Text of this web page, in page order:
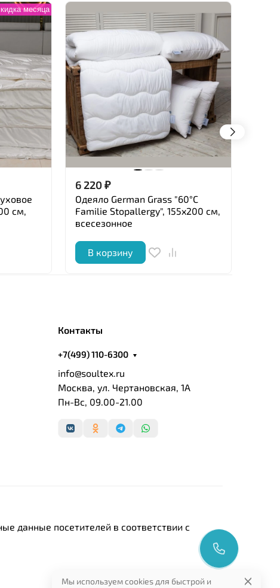
месяца
см,
6 220₽
Одеяло German Grass "60°C
Familie Stopallergy", 155x200 см,
всесезонное
В корзину
Контакты
+7(499) 110-6300
info@soultex.ru
Москва, ул. Чертановская, 1А
Пн-Вс, 09.00-21.00
данные посетителей в соответствии с
Мы используем cookies для быстрой и